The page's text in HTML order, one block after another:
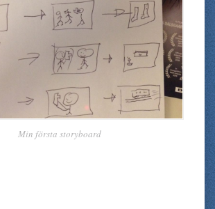
Min första storyboard